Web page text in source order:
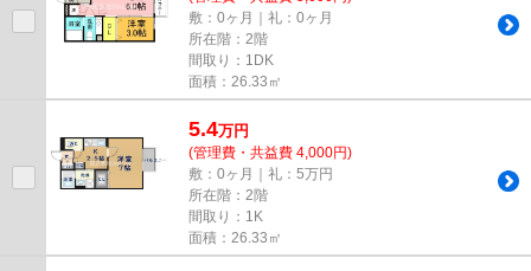
敷：0ヶ月｜礼：0ヶ月
所在階：2階
間取り：1DK
面積：26.33㎡
5.4万円
(管理費・共益費 4,000円)
敷：0ヶ月｜礼：5万円
所在階：2階
間取り：1K
面積：26.33㎡